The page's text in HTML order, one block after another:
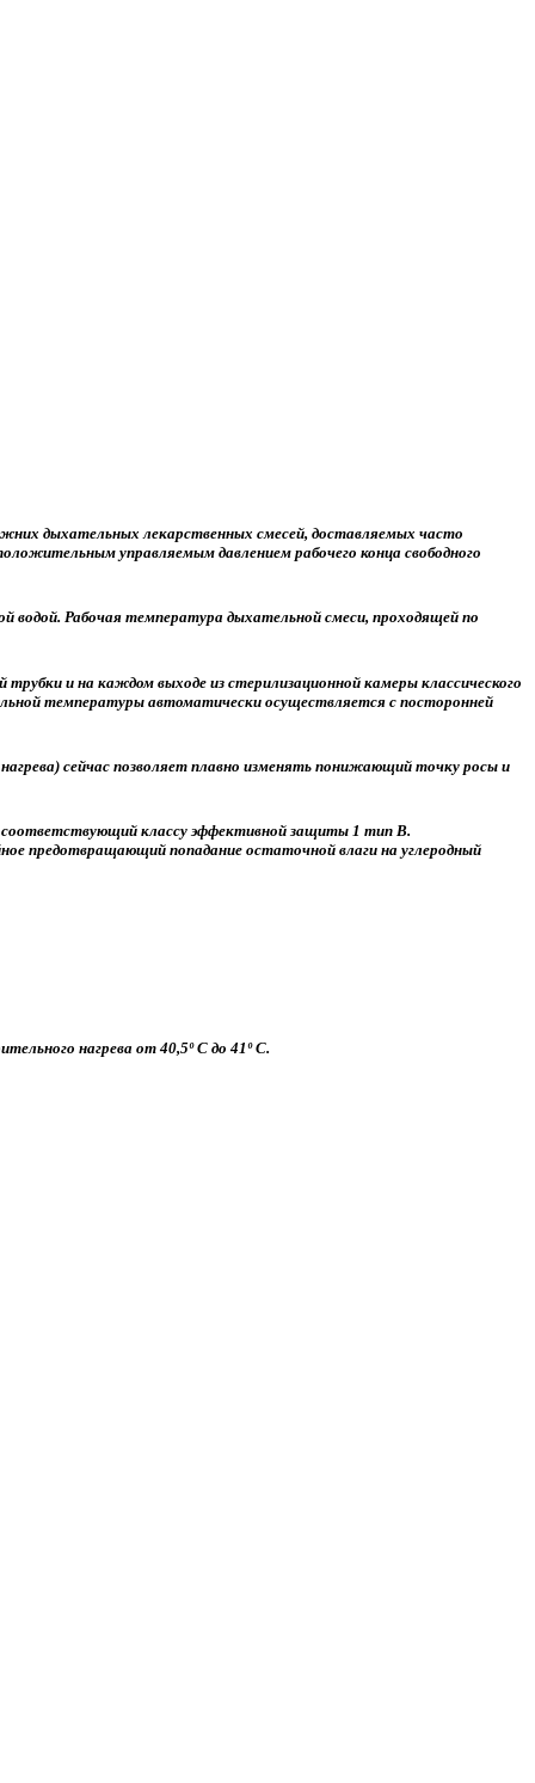
дыхательных лекарственных смесей, доставляемых часто
управляемым давлением рабочего конца свободного
водой. Рабочая температура дыхательной смеси, проходящей по
и на каждом выходе из стерилизационной камеры классического
температуры автоматически осуществляется с посторонней
сейчас позволяет плавно изменять понижающий точку росы и
классу эффективной защиты 1 тип В.
предотвращающий попадание остаточной влаги на углеродный
нагрева от 40,5º С до 41º С.